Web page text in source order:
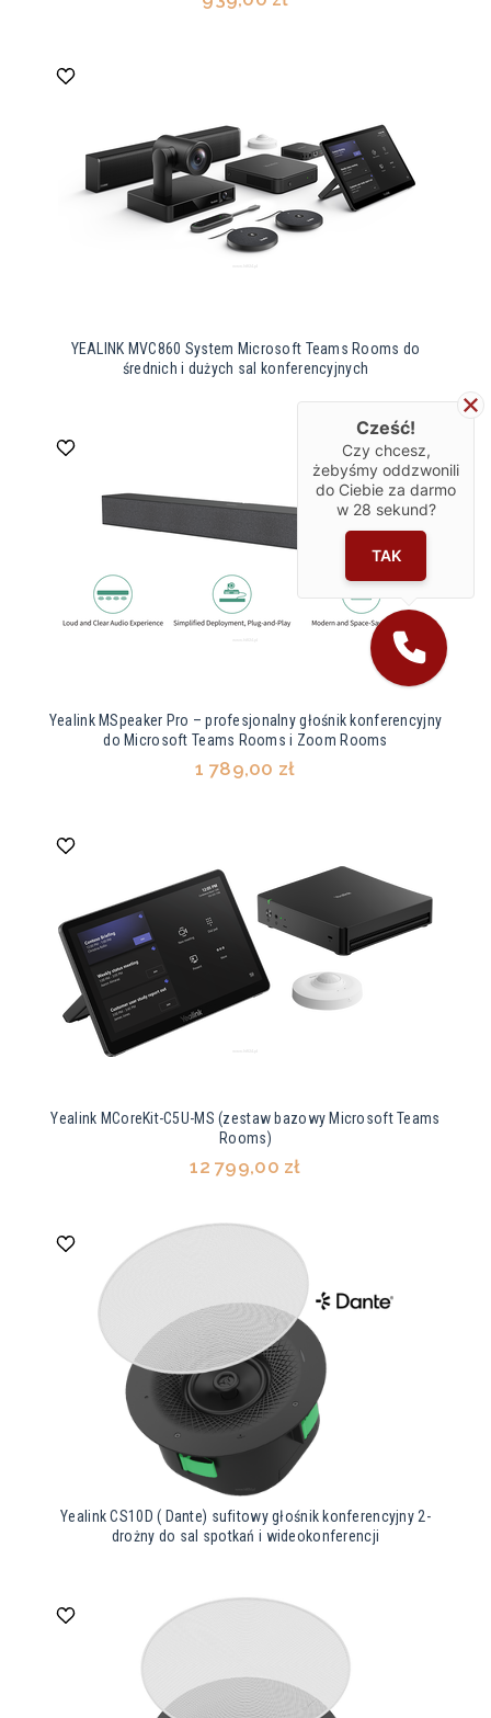
YEALINK MVC860 System Microsoft Teams Rooms do
średnich i dużych sal konferencyjnych
Yealink MSpeaker Pro – profesjonalny głośnik konferencyjny
do Microsoft Teams Rooms i Zoom Rooms
1 789,00 zł
Yealink MCoreKit-C5U-MS (zestaw bazowy Microsoft Teams
Rooms)
12 799,00 zł
Yealink CS10D ( Dante) sufitowy głośnik konferencyjny 2-
drożny do sal spotkań i wideokonferencji
Cześć!
Czy chcesz,
żebyśmy oddzwonili
do Ciebie za darmo
w 28 sekund?
TAK